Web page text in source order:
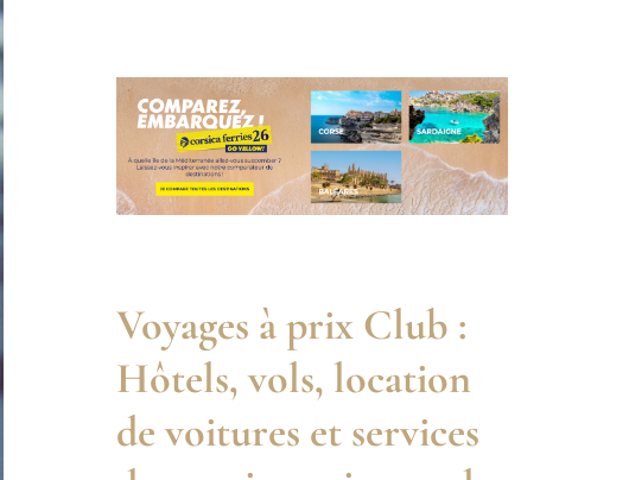
Voyages à prix Club :
Hôtels, vols, location
de voitures et services